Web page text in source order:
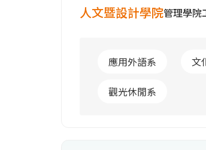
人文暨設計學院管理學院
應用外語系 文
觀光休閒系